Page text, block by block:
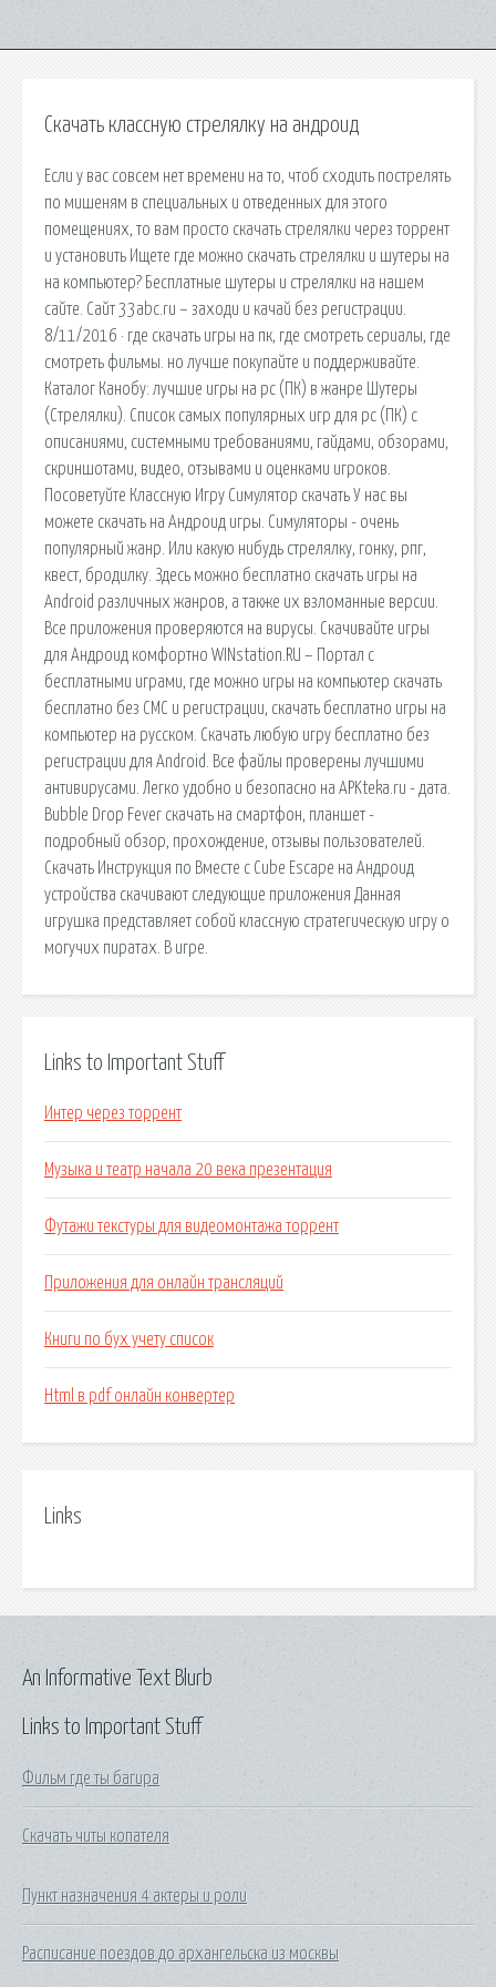
Скачать классную стрелялку на андроид
Если у вас совсем нет времени на то, чтоб сходить пострелять
по мишеням в специальных и отведенных для этого
помещениях, то вам просто скачать стрелялки через торрент
и установить Ищете где можно скачать стрелялки и шутеры на
на компьютер? Бесплатные шутеры и стрелялки на нашем
сайте. Сайт 33abc.ru – заходи и качай без регистрации.
8/11/2016 · где скачать игры на пк, где смотреть сериалы, где
смотреть фильмы. но лучше покупайте и поддерживайте.
Каталог Канобу: лучшие игры на pc (ПК) в жанре Шутеры
(Стрелялки). Список самых популярных игр для pc (ПК) с
описаниями, системными требованиями, гайдами, обзорами,
скриншотами, видео, отзывами и оценками игроков.
Посоветуйте Классную Игру Симулятор скачать У нас вы
можете скачать на Андроид игры. Симуляторы - очень
популярный жанр. Или какую нибудь стрелялку, гонку, рпг,
квест, бродилку. Здесь можно бесплатно скачать игры на
Android различных жанров, а также их взломанные версии.
Все приложения проверяются на вирусы. Скачивайте игры
для Андроид комфортно WINstation.RU – Портал с
бесплатными играми, где можно игры на компьютер скачать
бесплатно без СМС и регистрации, скачать бесплатно игры на
компьютер на русском. Скачать любую игру бесплатно без
регистрации для Android. Все файлы проверены лучшими
антивирусами. Легко удобно и безопасно на APKteka.ru - дата.
Bubble Drop Fever скачать на смартфон, планшет -
подробный обзор, прохождение, отзывы пользователей.
Скачать Инструкция по Вместе с Cube Escape на Андроид
устройства скачивают следующие приложения Данная
игрушка представляет собой классную стратегическую игру о
могучих пиратах. В игре.
Links to Important Stuff
Интер через торрент
Музыка и театр начала 20 века презентация
Футажи текстуры для видеомонтажа торрент
Приложения для онлайн трансляций
Книги по бух учету список
Html в pdf онлайн конвертер
Links
Links to Important Stuff
Фильм где ты багира
Скачать читы копателя
Пункт назначения 4 актеры и роли
Расписание поездов до архангельска из москвы
An Informative Text Blurb